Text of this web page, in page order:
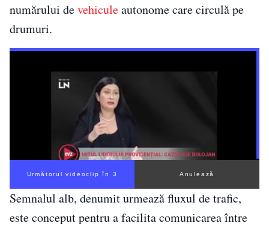
numărului devehiculeautonome care circulă pe
drumuri.
Următorul videoclip în 2 Anulează
Semnalul alb, denumit urmează fluxul de trafic,
este conceput pentru a facilita comunicarea între